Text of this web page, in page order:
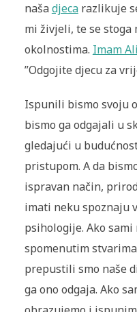
našadjecarazlikuje
mi živjeli, te se
okolnostima. Imam Ali
”Odgo­jite djecu za
Ispunili bismo svoju
bismo ga odgajali u
gledajući u
pristupom. A da
ispravan način,
imati neku spoznaju
psihologije. Ako
spomenutim
prepustili smo naše
ga ono odgaja. Ako